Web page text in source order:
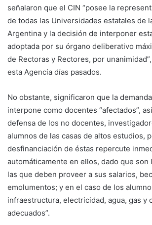
señalaron que el CIN “posee la
de todas las Universidades estatales de
Argentina y la decisión de interponer
adoptada por su órgano deliberativo
de Rectoras y Rectores, por
esta Agencia días pasados.
No obstante, significaron que la
interpone como docentes “afectados”,
defensa de los no docentes,
alumnos de las casas de altos estudios,
desfinanciación de éstas repercute
automáticamente en ellos, dado que son
las que deben proveer a sus salarios,
emolumentos; y en el caso de los
infraestructura, electricidad, agua, gas y
adecuados”.